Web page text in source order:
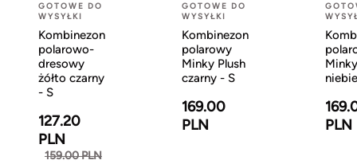
GOTOWE DO
WYSYŁKI
Kombinezon
polarowo-
dresowy
żółto czarny
- S
127.20
PLN
159.00 PLN
GOTOWE DO
WYSYŁKI
Kombinezon
polarowy
Minky Plush
czarny - S
169.00
PLN
PLN